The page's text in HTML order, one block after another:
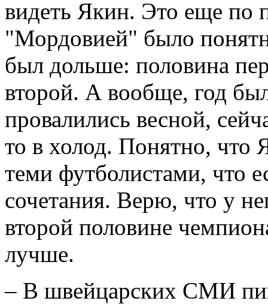
видеть Якин. Это еще по
"Мордовией" было
был дольше: половина
второй. А вообще, год
провалились весной,
то в холод. Понятно, что
теми футболистами, что
сочетания. Верю, что у
второй половине
лучше.
– В швейцарских СМИ